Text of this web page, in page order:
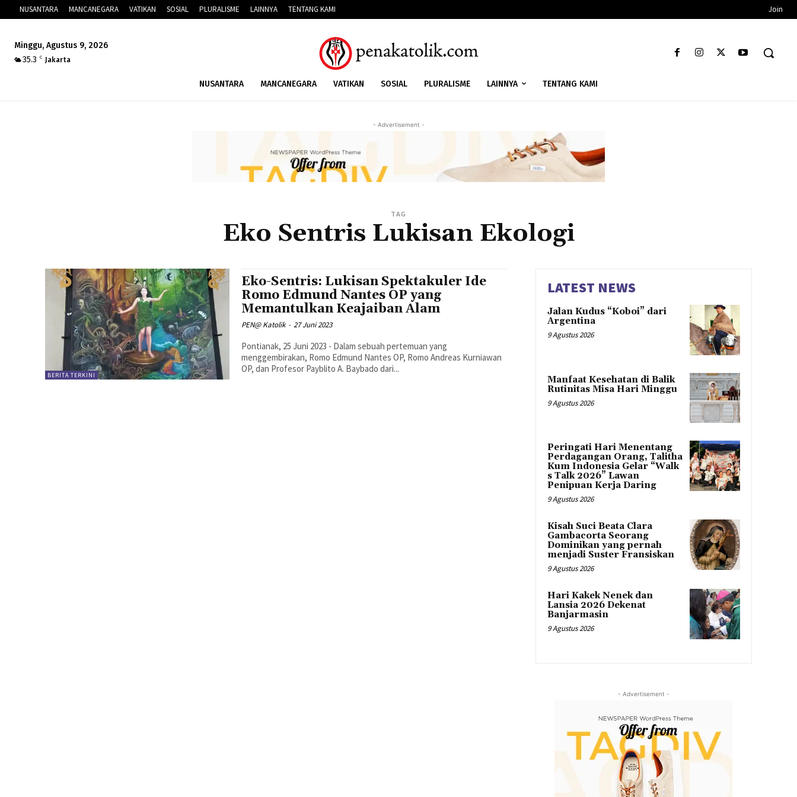
NUSANTARA MANCANEGARA VATIKAN SOSIAL PLURALISME LAINNYA TENTANG KAMI Join
Minggu, Agustus 9, 2026
35.3
C Jakarta
NUSANTARA MANCANEGARA VATIKAN SOSIAL PLURALISME LAINNYA TENTANG KAMI
- Advertisement -
TAG
Eko Sentris Lukisan Ekologi
BERITA TERKINI
Eko-Sentris: Lukisan Spektakuler Ide
Romo Edmund Nantes OP yang
Memantulkan Keajaiban Alam
PEN@ Katolik - 27 Juni 2023
Pontianak, 25 Juni 2023 - Dalam sebuah pertemuan yang
menggembirakan, Romo Edmund Nantes OP, Romo Andreas Kurniawan
OP, dan Profesor Payblito A. Baybado dari...
LATEST NEWS
Jalan Kudus “Koboi” dari
Argentina
9 Agustus 2026
Manfaat Kesehatan di Balik
Rutinitas Misa Hari Minggu
9 Agustus 2026
Peringati Hari Menentang
Perdagangan Orang, Talitha
Kum Indonesia Gelar “Walk
s Talk 2026” Lawan
Penipuan Kerja Daring
9 Agustus 2026
Kisah Suci Beata Clara
Gambacorta Seorang
Dominikan yang pernah
menjadi Suster Fransiskan
9 Agustus 2026
Hari Kakek Nenek dan
Lansia 2026 Dekenat
Banjarmasin
9 Agustus 2026
- Advertisement -